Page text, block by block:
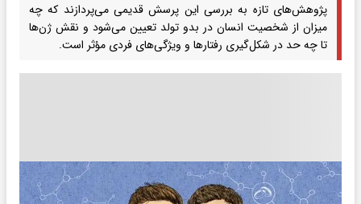
پژوهش‌های تازه به بررسی این پرسش قدیمی می‌پردازند که چه
میزان از شخصیت انسان در بدو تولد تعیین می‌شود و نقش ژن‌ها
تا چه حد در شکل‌گیری رفتارها و ویژگی‌های فردی مؤثر است.